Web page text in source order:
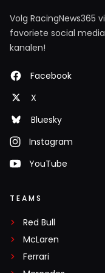
Volg RacingNews365
favoriete social media
kanalen!
Facebook
X
Bluesky
Instagram
YouTube
TEAMS
Red Bull
McLaren
Ferrari